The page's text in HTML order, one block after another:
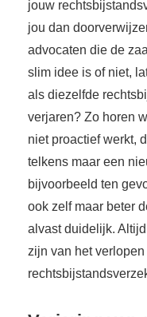
jouw
jou dan
advocaten die de
slim idee is of niet,
als diezelfde
verjaren? Zo horen
niet proactief werkt,
telkens maar een
bijvoorbeeld ten
ook zelf maar beter
alvast duidelijk.
zijn van het